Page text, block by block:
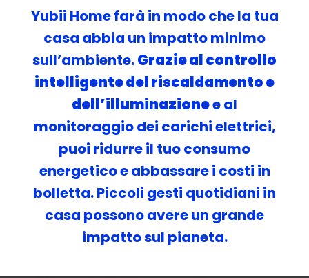
Yubii Home farà in modo che la tua
casa abbia un impatto minimo
sull’ambiente.Grazie al controllo
intelligente del riscaldamento e
dell’illuminazionee al
monitoraggio dei carichi elettrici,
puoi ridurre il tuo consumo
energetico e abbassare i costi in
bolletta. Piccoli gesti quotidiani in
casa possono avere un grande
impatto sul pianeta.